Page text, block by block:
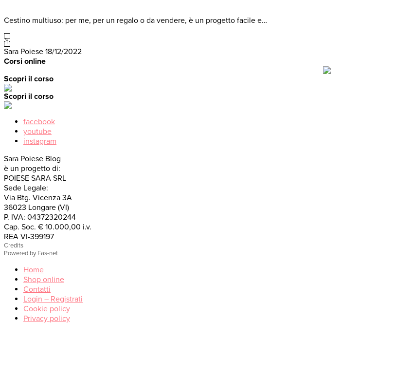
Cestino multiuso: per me, per un regalo o da vendere, è un progetto facile e…
Sara Poiese 18/12/2022
Corsi online
Scopri il corso
Scopri il corso
facebook
youtube
instagram
Sara Poiese Blog
è un progetto di:
POIESE SARA SRL
Sede Legale:
Via Btg. Vicenza 3A
36023 Longare (VI)
P. IVA: 04372320244
Cap. Soc. € 10.000,00 i.v.
REA VI-399197
Credits
Powered by Fas-net
Home
Shop online
Contatti
Login – Registrati
Cookie policy
Privacy policy